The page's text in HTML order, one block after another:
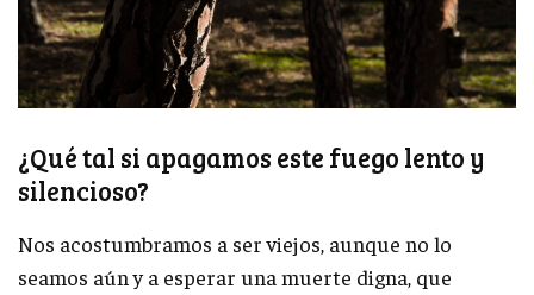
¿Qué tal si apagamos este fuego lento y
silencioso?
Nos acostumbramos a ser viejos, aunque no lo
seamos aún y a esperar una muerte digna, que